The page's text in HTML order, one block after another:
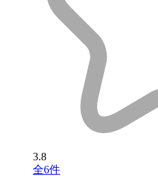
3.8
全6件